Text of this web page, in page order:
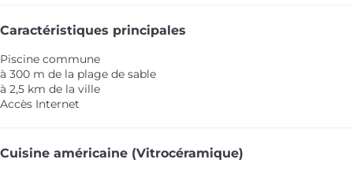
Caractéristiques principales
Piscine commune
à 300 m de la plage de sable
à 2,5 km de la ville
Accès Internet
Cuisine américaine (Vitrocéramique)